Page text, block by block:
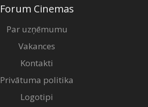
Forum Cinemas
Par uzņēmumu
Vakances
Kontakti
Privātuma politika
Logotipi